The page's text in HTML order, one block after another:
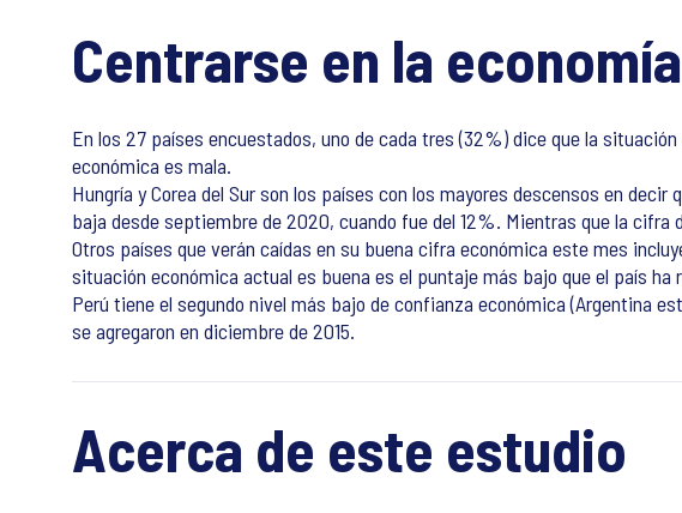
Centrarse en la economía
En los 27 países encuestados, uno de cada tres (32%) dice que la
económica es mala.
Hungría y Corea del Sur son los países con los mayores descensos en
baja desde septiembre de 2020, cuando fue del 12%. Mientras que la cifra
Otros países que verán caídas en su buena cifra económica este mes
situación económica actual es buena es el puntaje más bajo que el país
Perú tiene el segundo nivel más bajo de confianza económica (Argentina
se agregaron en diciembre de 2015.
Acerca de este estudio